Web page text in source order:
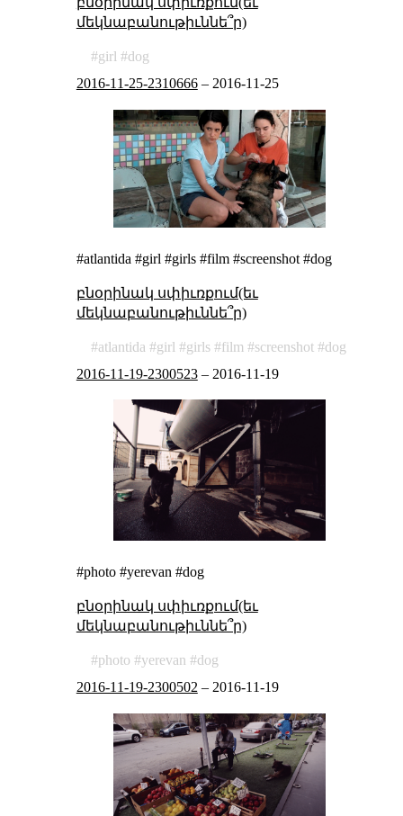
մեկնաբանութիւննե՞ր)
girl
dog
2016-11-25-2310666– 2016-11-25
#atlantida #girl #girls #film #screenshot #dog
բնօրինակ սփիւռքում(եւ
մեկնաբանութիւննե՞ր)
atlantida girl girls film screenshot
dog
2016-11-19-2300523– 2016-11-19
#photo #yerevan #dog
բնօրինակ սփիւռքում(եւ
մեկնաբանութիւննե՞ր)
photo yerevan
dog
2016-11-19-2300502 – 2016-11-19